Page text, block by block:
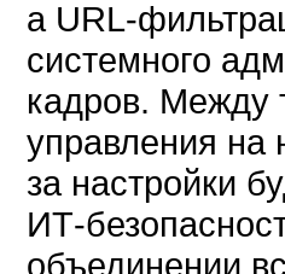
а URL-
системного
кадров. Между
управления на
за настройки
ИТ-
объединении